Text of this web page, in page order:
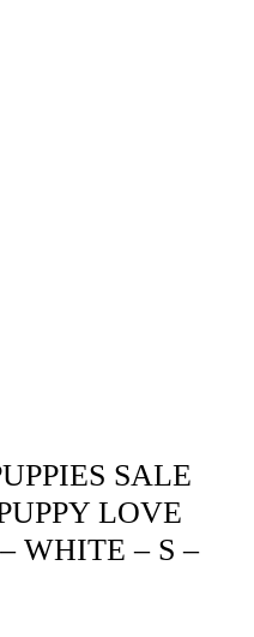
SALE
LOVE
WHITE – S –